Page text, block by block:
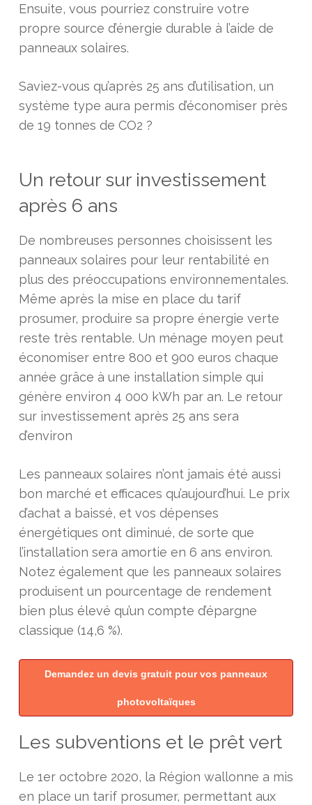
Ensuite, vous pourriez construire votre
propre source d’énergie durable à l’aide de
panneaux solaires.
Saviez-vous qu’après 25 ans d’utilisation, un
système type aura permis d’économiser près
de 19 tonnes de CO2 ?
Un retour sur investissement
après 6 ans
De nombreuses personnes choisissent les
panneaux solaires pour leur rentabilité en
plus des préoccupations environnementales.
Même après la mise en place du tarif
prosumer, produire sa propre énergie verte
reste très rentable. Un ménage moyen peut
économiser entre 800 et 900 euros chaque
année grâce à une installation simple qui
génère environ 4 000 kWh par an. Le retour
sur investissement après 25 ans sera
d’environ
Les panneaux solaires n’ont jamais été aussi
bon marché et efficaces qu’aujourd’hui. Le prix
d’achat a baissé, et vos dépenses
énergétiques ont diminué, de sorte que
l’installation sera amortie en 6 ans environ.
Notez également que les panneaux solaires
produisent un pourcentage de rendement
bien plus élevé qu’un compte d’épargne
classique (14,6 %).
Demandez un devis gratuit pour vos panneaux
photovoltaïques
Les subventions et le prêt vert
Le 1er octobre 2020, la Région wallonne a mis
en place un tarif prosumer, permettant aux